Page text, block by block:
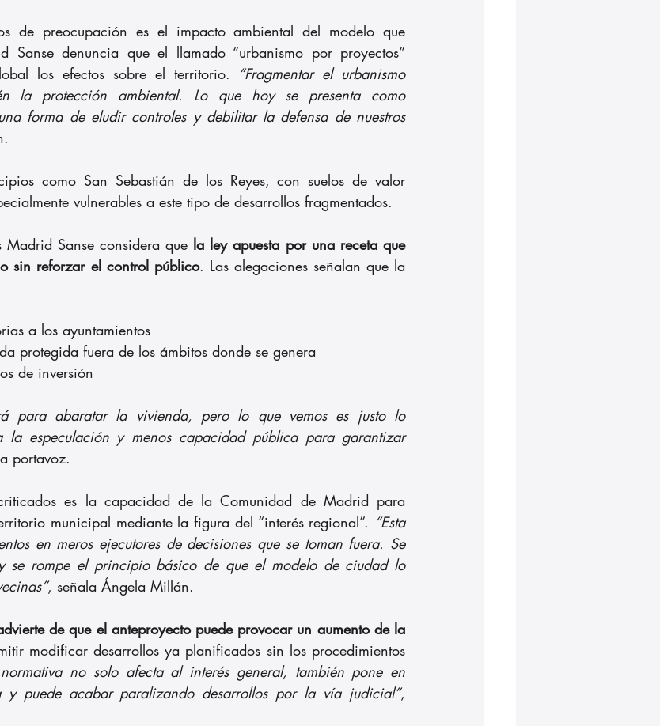
de preocupación es el impacto ambiental del modelo que
denuncia que el llamado “urbanismo por proyectos”
los efectos sobre el territorio.
“Fragmentar el urbanismo
la protección ambiental. Lo que hoy se presenta como
forma de eludir controles y debilitar la defensa de nuestros
como San Sebastián de los Reyes, con suelos de valor
vulnerables a este tipo de desarrollos fragmentados.
Sanse considera que la ley apuesta por una receta que
sin reforzar el control público. Las alegaciones señalan que la
a los ayuntamientos
protegida fuera de los ámbitos donde se genera
de inversión
para abaratar la vivienda, pero lo que vemos es justo lo
la especulación y menos capacidad pública para garantizar
portavoz.
es la capacidad de la Comunidad de Madrid para
municipal mediante la figura del “interés regional”. “Esta
en meros ejecutores de decisiones que se toman fuera. Se
se rompe el principio básico de que el modelo de ciudad lo
, señala Ángela Millán.
de que el anteproyecto puede provocar un aumento de la
modificar desarrollos ya planificados sin los procedimientos
normativa no solo afecta al interés general, también pone en
y puede acabar paralizando desarrollos por la vía judicial”,